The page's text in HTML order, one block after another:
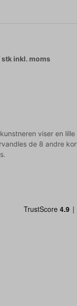
stkinkl. moms
viser en
de 8 andre